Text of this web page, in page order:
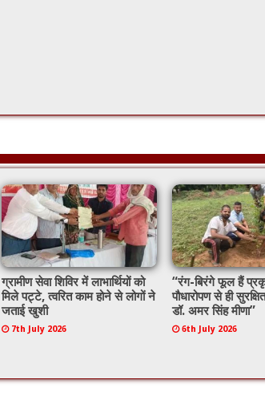
ग्रामीण सेवा शिविर में लाभार्थियों को
मिले पट्टे, त्वरित काम होने से लोगों ने
जताई खुशी
7th July 2026
“रंग-बिरंगे फूल हैं
पौधारोपण से ही
डॉ. अमर सिंह मीणा”
6th July 2026